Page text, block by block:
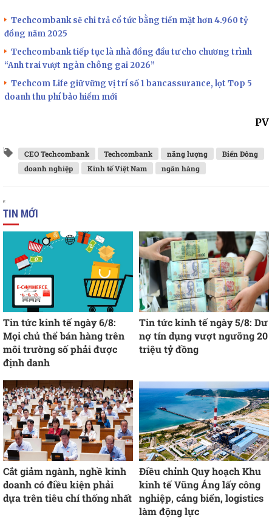
Techcombank sẽ chi trả cổ tức bằng tiền mặt hơn 4.960 tỷ
đồng năm 2025
Techcombank tiếp tục là nhà đồng đầu tư cho chương trình
“Anh trai vượt ngàn chông gai 2026”
Techcom Life giữ vững vị trí số 1 bancassurance, lọt Top 5
doanh thu phí bảo hiểm mới
PV
CEO Techcombank Techcombank năng lượng
Biển Đông
doanh nghiệp
Kinh tế Việt Nam ngân hàng
TIN MỚI
Tin tức kinh tế ngày 6/8:
Mọi chủ thể bán hàng trên
môi trường số phải được
định danh
Tin tức kinh tế ngày 5/8: Dư
nợ tín dụng vượt ngưỡng 20
triệu tỷ đồng
Cắt giảm ngành, nghề kinh
doanh có điều kiện phải
dựa trên tiêu chí thống nhất
Điều chỉnh Quy hoạch Khu
kinh tế Vũng Áng lấy công
nghiệp, cảng biển, logistics
làm động lực